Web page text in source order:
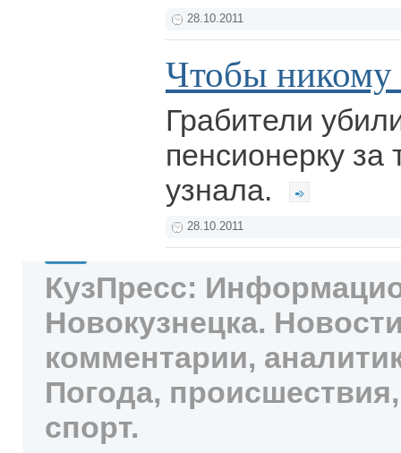
28.10.2011
Чтобы никому
Грабители
пенсионерку за
узнала.
28.10.2011
КузПресс:
Новокузнецка.
комментарии,
Погода,
спорт.